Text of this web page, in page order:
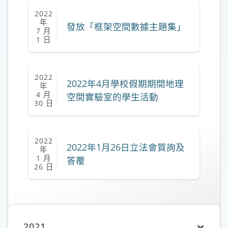
2022
年
7 月
1 日
發放「框架空間數據主題集」
2022
年
4 月
30 日
2022年4月學校假期期間地理
空間實驗室的學生活動
2022
年
1 月
26 日
2022年1月26日立法會質詢及
答覆